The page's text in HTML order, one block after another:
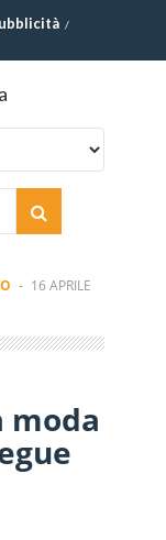
- 16 APRILE
moda